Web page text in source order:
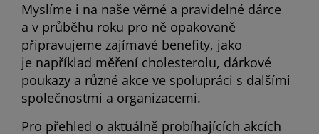
Myslíme i na naše věrné a pravidelné dárce
a v průběhu roku pro ně opakovaně
připravujeme zajímavé benefity, jako
je například měření cholesterolu, dárkové
poukazy a různé akce ve spolupráci s dalšími
společnostmi a organizacemi.
Pro přehled o aktuálně probíhajících akcích